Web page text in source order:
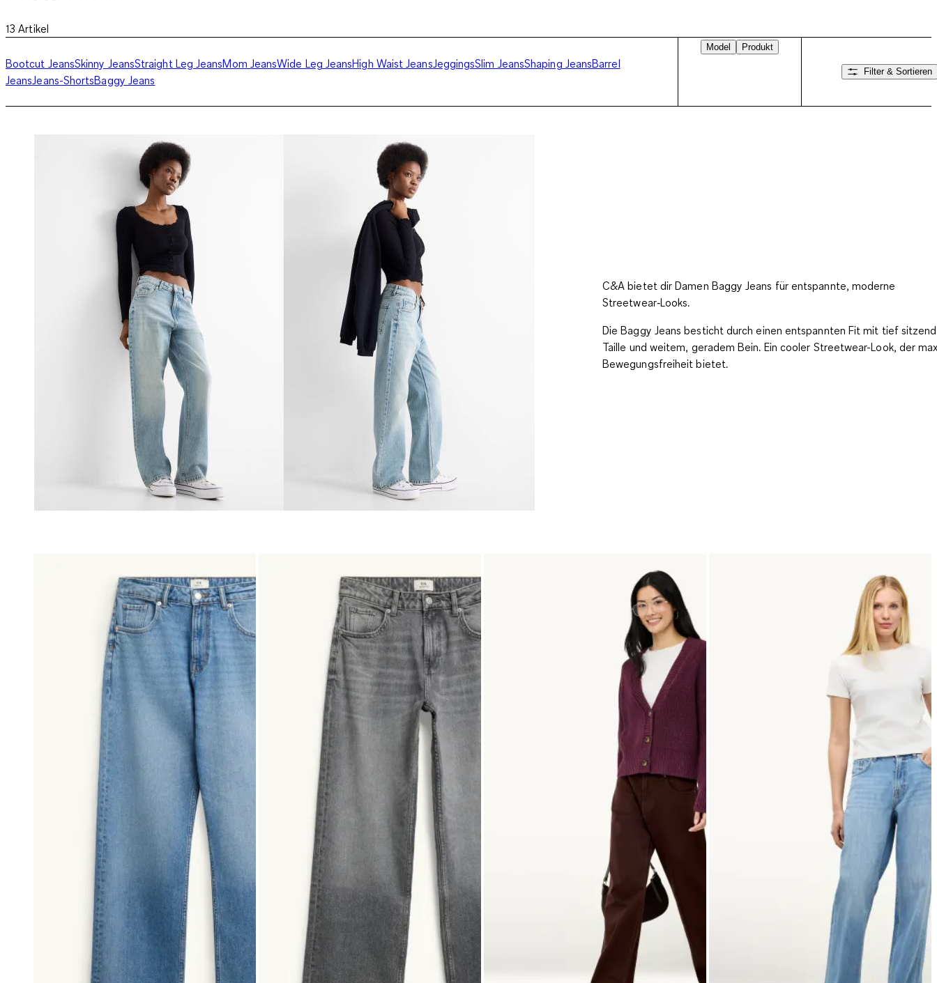
13 Artikel
Bootcut JeansSkinny JeansStraight Leg JeansMom JeansWide Leg JeansHigh Waist Jeans JeggingsSlim JeansShaping JeansBarrel
Jeans Jeans-ShortsBaggy Jeans
Model Produkt
Filter & Sortieren
C&A bietet dir Damen Baggy Jeans für entspannte, moderne
Streetwear‑Looks.
Die Baggy Jeans besticht durch einen entspannten Fit mit tief
Taille und weitem, geradem Bein. Ein cooler Streetwear-Look, der
Bewegungsfreiheit bietet.